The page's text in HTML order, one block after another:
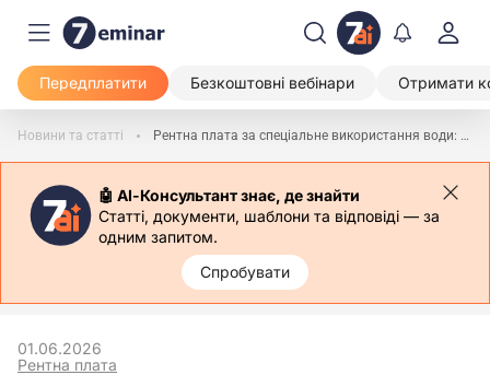
Передплатити Безкоштовні вебінари Отримати
Новини та статті Рентна плата за спеціальне використання води: як заповнювати рядки 7, 8.1 та 8.2 додатка 5
🤖 АІ-Консультант знає, де знайти
Статті, документи, шаблони та відповіді — за
одним запитом.
Спробувати
Рентна плата
01.06.2026